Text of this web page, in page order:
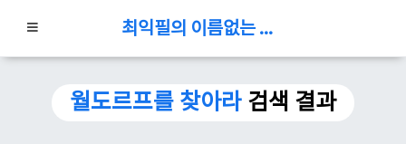
최익필의 이름없는 블로그
월도르프를 찾아라 검색 결과